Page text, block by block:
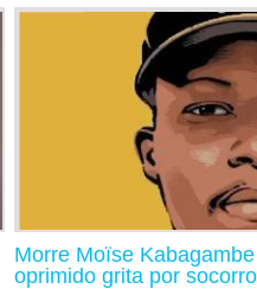
Morre Moïse
oprimido grita por